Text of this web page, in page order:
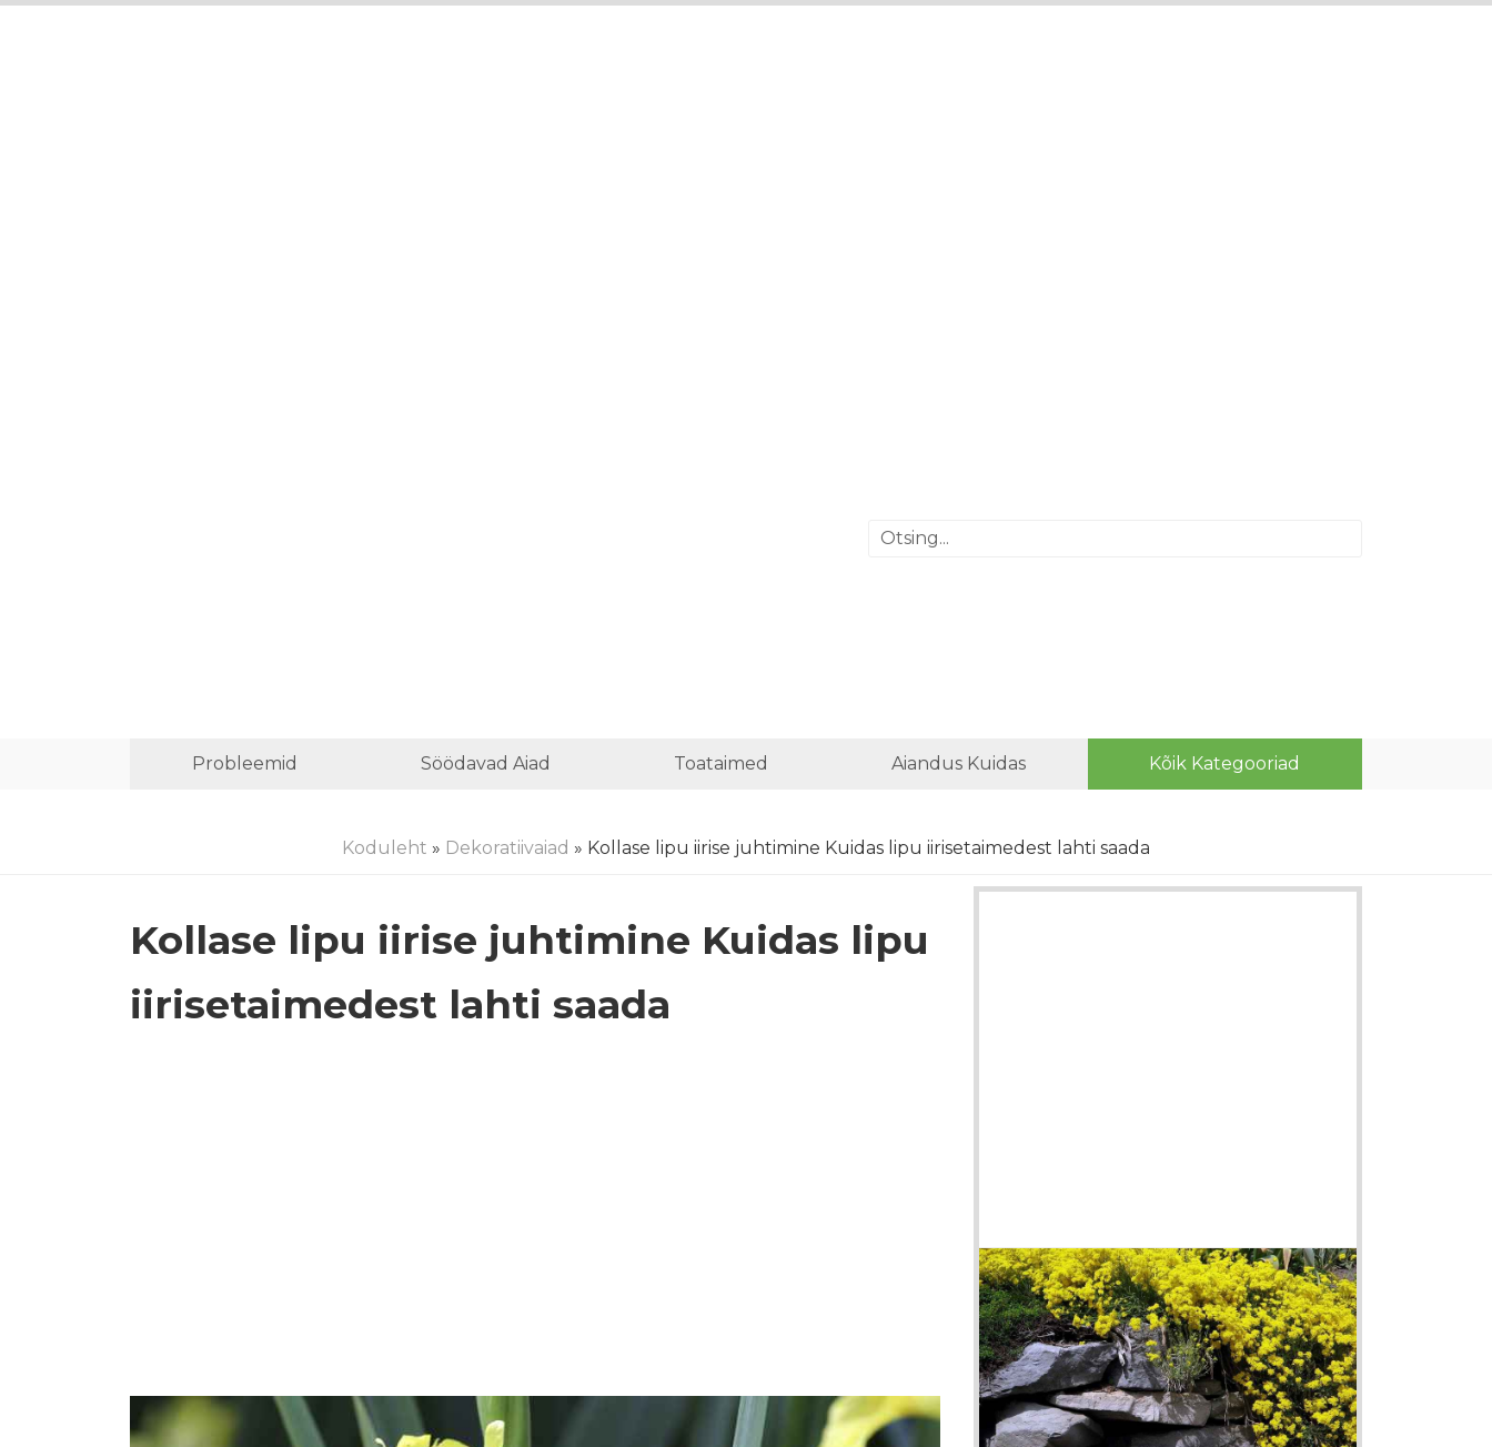
Probleemid Söödavad Aiad Toataimed Aiandus Kuidas Kõik Kategooriad
Koduleht » Dekoratiivaiad » Kollase lipu iirise juhtimine Kuidas lipu iirisetaimedest lahti saada
Kollase lipu iirise juhtimine Kuidas lipu
iirisetaimedest lahti saada